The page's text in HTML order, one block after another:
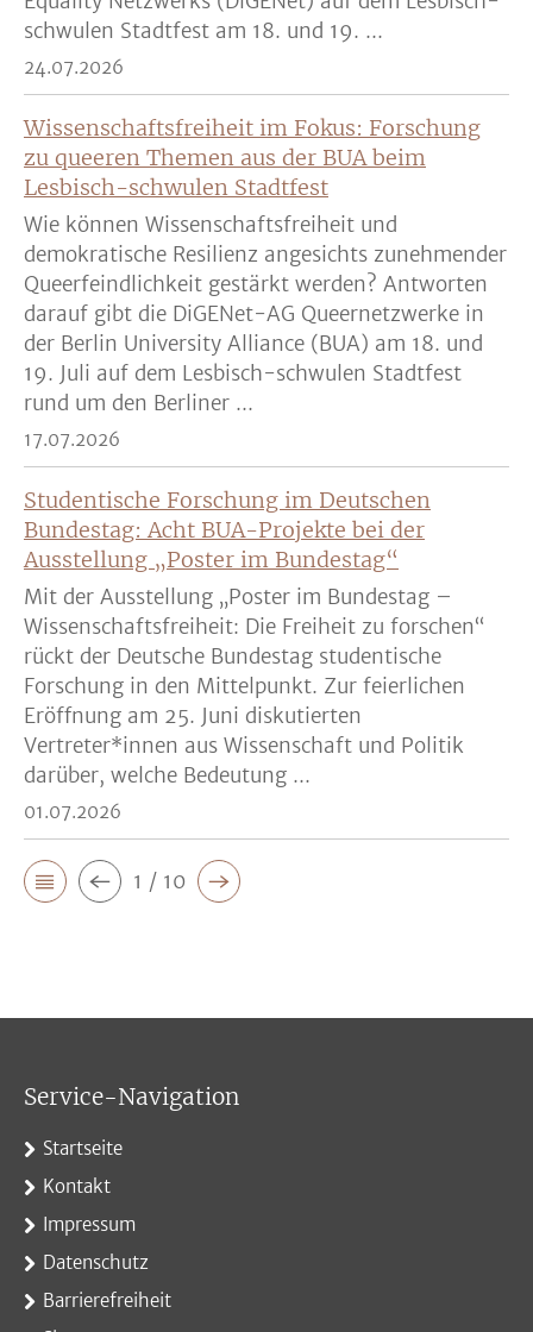
schwulen Stadtfest am 18. und 19. ...
24.07.2026
Wissenschaftsfreiheit im Fokus: Forschung
zu queeren Themen aus der BUA beim
Lesbisch-schwulen Stadtfest
Wie können Wissenschaftsfreiheit und
demokratische Resilienz angesichts zunehmender
Queerfeindlichkeit gestärkt werden? Antworten
darauf gibt die DiGENet-AG Queernetzwerke in
der Berlin University Alliance (BUA) am 18. und
19. Juli auf dem Lesbisch-schwulen Stadtfest
rund um den Berliner ...
17.07.2026
Studentische Forschung im Deutschen
Bundestag: Acht BUA-Projekte bei der
Ausstellung „Poster im Bundestag“
Mit der Ausstellung „Poster im Bundestag –
Wissenschaftsfreiheit: Die Freiheit zu forschen“
rückt der Deutsche Bundestag studentische
Forschung in den Mittelpunkt. Zur feierlichen
Eröffnung am 25. Juni diskutierten
Vertreter*innen aus Wissenschaft und Politik
darüber, welche Bedeutung ...
01.07.2026
1 / 10
Service-Navigation
Startseite
Kontakt
Impressum
Datenschutz
Barrierefreiheit